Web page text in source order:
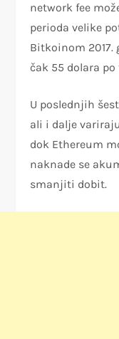
network fee
perioda velike
Bitkoinom
čak 55 dolara
U poslednjih
ali i dalje
dok Ethereum
naknade se
smanjiti dobit.